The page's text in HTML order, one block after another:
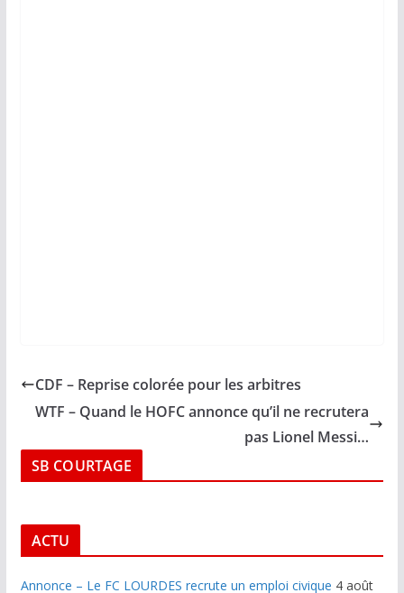
CDF – Reprise colorée pour les arbitres
WTF – Quand le HOFC annonce qu’il ne recrutera
pas Lionel Messi…
SB COURTAGE
ACTU
Annonce – Le FC LOURDES recrute un emploi civique 4 août